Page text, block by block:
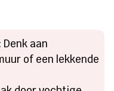
: Denk aan
of een lekkende